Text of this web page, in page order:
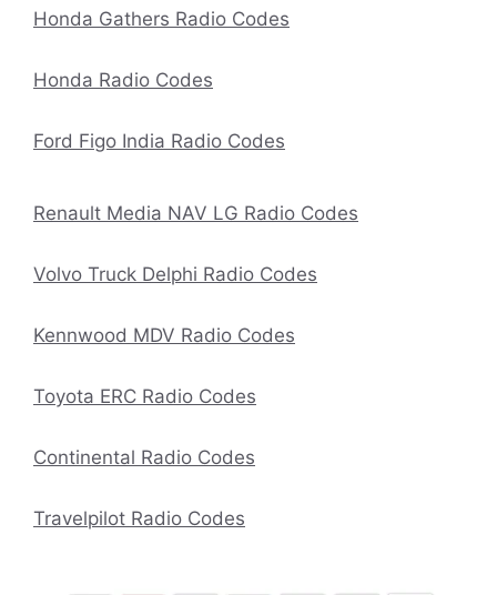
Honda Gathers Radio Codes
Honda Radio Codes
Ford Figo India Radio Codes
Renault Media NAV LG Radio Codes
Volvo Truck Delphi Radio Codes
Kennwood MDV Radio Codes
Toyota ERC Radio Codes
Continental Radio Codes
Travelpilot Radio Codes